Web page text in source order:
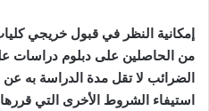
إمكانية النظر في قبول خريجي
من الحاصلين على دبلوم دراسات
الضرائب لا تقل مدة الدراسة به
استيفاء الشروط الأخرى التي